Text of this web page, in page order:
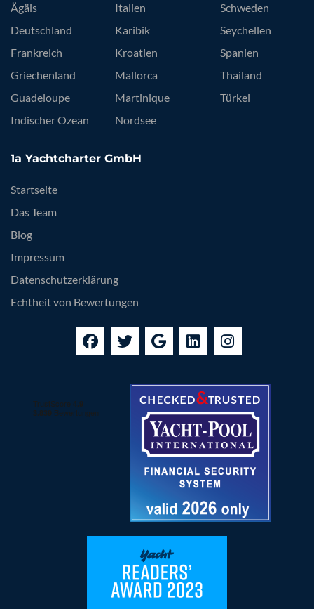
Ägäis
Deutschland
Frankreich
Griechenland
Guadeloupe
Indischer Ozean
Italien
Karibik
Kroatien
Mallorca
Martinique
Nordsee
Schweden
Seychellen
Spanien
Thailand
Türkei
1a Yachtcharter GmbH
Startseite
Das Team
Blog
Impressum
Datenschutzerklärung
Echtheit von Bewertungen